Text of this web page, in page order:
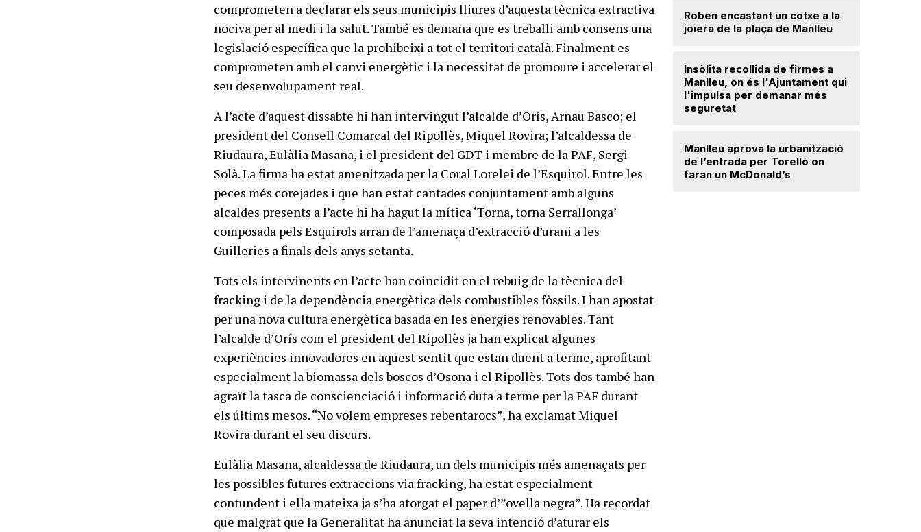
comprometen a declarar els seus municipis lliures d’aquesta tècnica extractiva
nociva per al medi i la salut. També es demana que es treballi amb consens una
legislació específica que la prohibeixi a tot el territori català. Finalment es
comprometen amb el canvi energètic i la necessitat de promoure i accelerar el
seu desenvolupament real.
A l’acte d’aquest dissabte hi han intervingut l’alcalde d’Orís, Arnau Basco; el
president del Consell Comarcal del Ripollès, Miquel Rovira; l’alcaldessa de
Riudaura, Eulàlia Masana, i el president del GDT i membre de la PAF, Sergi
Solà. La firma ha estat amenitzada per la Coral Lorelei de l’Esquirol. Entre les
peces més corejades i que han estat cantades conjuntament amb alguns
alcaldes presents a l’acte hi ha hagut la mítica ‘Torna, torna Serrallonga’
composada pels Esquirols arran de l’amenaça d’extracció d’urani a les
Guilleries a finals dels anys setanta.
Tots els intervinents en l’acte han coincidit en el rebuig de la tècnica del
fracking i de la dependència energètica dels combustibles fòssils. I han apostat
per una nova cultura energètica basada en les energies renovables. Tant
l’alcalde d’Orís com el president del Ripollès ja han explicat algunes
experiències innovadores en aquest sentit que estan duent a terme, aprofitant
especialment la biomassa dels boscos d’Osona i el Ripollès. Tots dos també han
agraït la tasca de conscienciació i informació duta a terme per la PAF durant
els últims mesos. “No volem empreses rebentarocs”, ha exclamat Miquel
Rovira durant el seu discurs.
Eulàlia Masana, alcaldessa de Riudaura, un dels municipis més amenaçats per
les possibles futures extraccions via fracking, ha estat especialment
contundent i ella mateixa ja s’ha atorgat el paper d’”ovella negra”. Ha recordat
que malgrat que la Generalitat ha anunciat la seva intenció d’aturar els
Roben encastant un cotxe a la
joiera de la plaça de Manlleu
Insòlita recollida de firmes a
Manlleu, on és l'Ajuntament qui
l'impulsa per demanar més
seguretat
Manlleu aprova la urbanització
de l’entrada per Torelló on
faran un McDonald’s